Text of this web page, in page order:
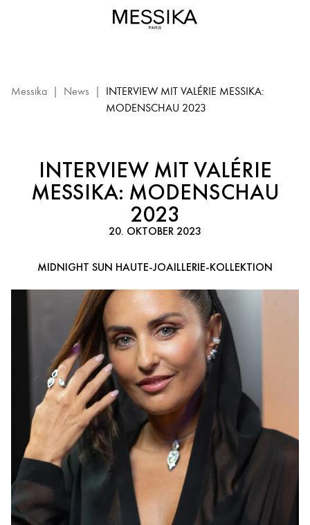
Haute-
Messika | News |
INTERVIEW MIT VALÉRIE MESSIKA:
MODENSCHAU 2023
INTERVIEW MIT VALÉRIE
MESSIKA: MODENSCHAU
2023
20. OKTOBER 2023
MIDNIGHT SUN HAUTE-JOAILLERIE-KOLLEKTION